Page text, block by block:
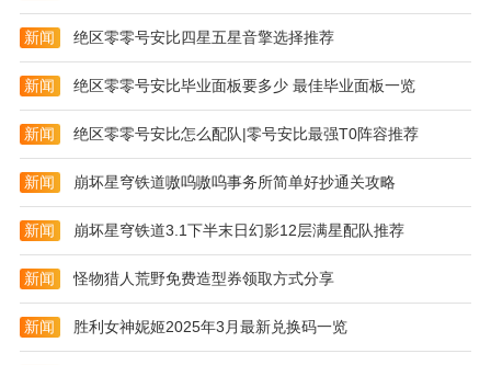
新闻 绝区零零号安比四星五星音擎选择推荐
新闻 绝区零零号安比毕业面板要多少 最佳毕业面板一览
新闻 绝区零零号安比怎么配队|零号安比最强T0阵容推荐
新闻 崩坏星穹铁道嗷呜嗷呜事务所简单好抄通关攻略
新闻 崩坏星穹铁道3.1下半末日幻影12层满星配队推荐
新闻 怪物猎人荒野免费造型券领取方式分享
新闻 胜利女神妮姬2025年3月最新兑换码一览